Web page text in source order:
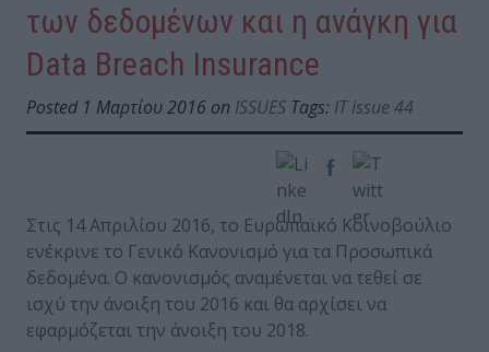
των δεδομένων και η ανάγκη για
Data Breach Insurance
Posted 1 Μαρτίου 2016 on ISSUES Tags: IT issue 44
Στις 14 Απριλίου 2016, το Ευρωπαϊκό Κοινοβούλιο
ενέκρινε τo Γενικό Κανονισμό για τα Προσωπικά
δεδομένα. Ο κανονισμός αναμένεται να τεθεί σε
ισχύ την άνοιξη του 2016 και θα αρχίσει να
εφαρμόζεται την άνοιξη του 2018.